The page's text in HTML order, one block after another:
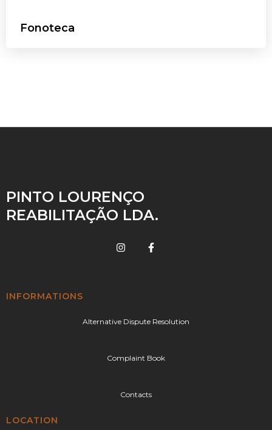
Fonoteca
PINTO LOURENÇO
REABILITAÇÃO LDA.
INFORMATIONS
Alternative Dispute Resolution
Complaint Book
Contacts
LOCATION